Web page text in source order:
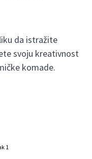
da istražite
svoju kreativnost
komade.
1